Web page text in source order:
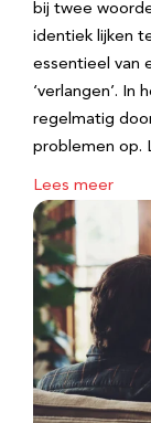
bij twee
identiek lijken
essentieel van
‘verlangen’. In
regelmatig
problemen op.
Lees meer